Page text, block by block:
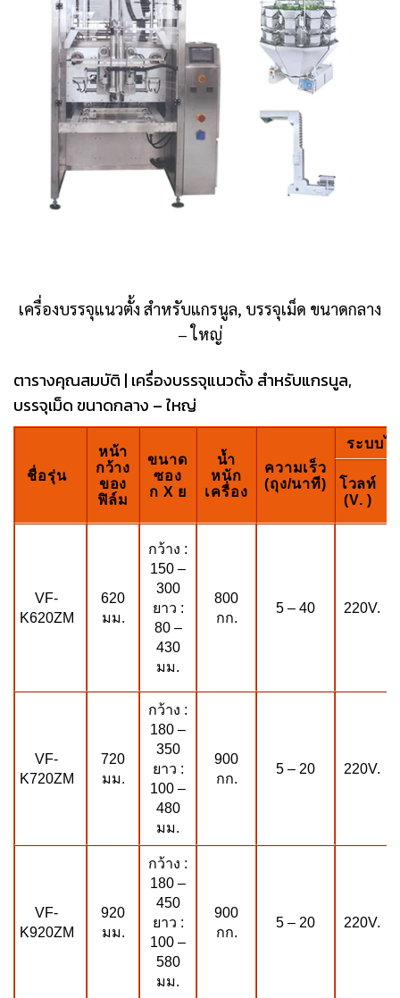
เครื่องบรรจุแนวตั้ง สำหรับแกรนูล, บรรจุเม็ด ขนาดกลาง
– ใหญ่
ตารางคุณสมบัติ | เครื่องบรรจุแนวตั้ง สำหรับแกรนูล,
บรรจุเม็ด ขนาดกลาง – ใหญ่
ชื่อรุ่น
หน้า
กว้าง
ของ
ฟิล์ม
ขนาด
ซอง
ก X ย
น้ำ
หนัก
เครื่อง
ความเร็ว
(ถุง/นาที)
ระบบไ
โวลท์
(V. )
VF-
K620ZM
620
มม.
กว้าง :
150 –
300
ยาว :
80 –
430
มม.
800
กก.
5 – 40 220V.
VF-
K720ZM
720
มม.
กว้าง :
180 –
350
ยาว :
100 –
480
มม.
900
กก.
5 – 20 220V.
VF-
K920ZM
920
มม.
กว้าง :
180 –
450
ยาว :
100 –
580
มม.
900
กก.
5 – 20 220V.